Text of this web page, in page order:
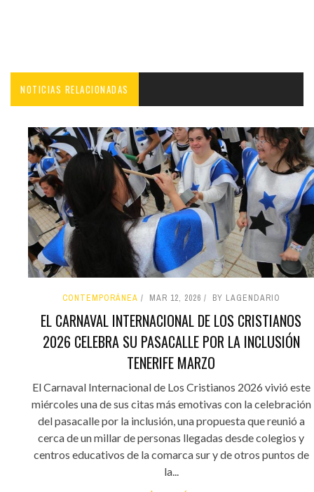
NOTICIAS RELACIONADAS
CONTEMPORÁNEA MAR 12, 2026 BY LAGENDARIO
EL CARNAVAL INTERNACIONAL DE LOS CRISTIANOS
2026 CELEBRA SU PASACALLE POR LA INCLUSIÓN
TENERIFE MARZO
El Carnaval Internacional de Los Cristianos 2026 vivió este
miércoles una de sus citas más emotivas con la celebración
del pasacalle por la inclusión, una propuesta que reunió a
cerca de un millar de personas llegadas desde colegios y
centros educativos de la comarca sur y de otros puntos de
la...